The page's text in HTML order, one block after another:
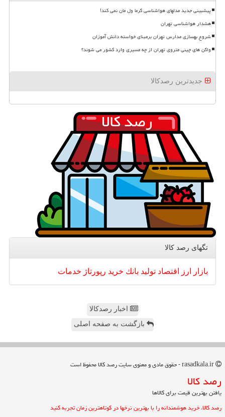
پیشبینی جدید مدلهای هواشناسی گرما ول مان نمی کند!
هشدار هواشناسی تهران
شروع بهسازی مدارس تهران برمبنای خواسته دانش آموزان
واگن های چینی متروی تهران از چه مسیری وارد کشور می شوند؟
جدیدترین رصدکالا
تگهای رصد كالا
بازار ارز اقتصاد تولید بانك خرید رپورتاژ خدمات
اخبار رصدکالا
بازگشت به صفحه اصلی
رصد كالا
یافتن بهترین قیمت برای کالاها
رصد کالا، خرید هوشمندانه را با بهترین نرخها در کوتاهترین زمان تجربه کنید